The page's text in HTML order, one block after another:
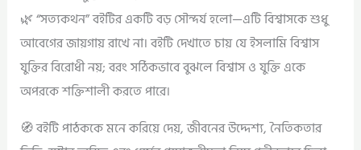
🌿 “সত্যকথন” বইটির একটি বড় সৌন্দর্য হলো—এটি বিশ্বাসকে শুধু
আবেগের জায়গায় রাখে না। বইটি দেখাতে চায় যে ইসলামি বিশ্বাস
যুক্তির বিরোধী নয়; বরং সঠিকভাবে বুঝলে বিশ্বাস ও যুক্তি একে
অপরকে শক্তিশালী করতে পারে।
🧭 বইটি পাঠককে মনে করিয়ে দেয়, জীবনের উদ্দেশ্য, নৈতিকতার